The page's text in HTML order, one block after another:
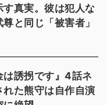
す真実。彼は犯人な
と同じ「被害者」
は誘拐です』4話ネ
た熊守は自作自演